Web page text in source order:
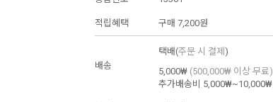
적립혜택 구매 7,200원
배송
택배(주문 시 결제 )
5,000₩ (500,000₩ 이상 무료)
추가배송비
5,000₩~10,000₩